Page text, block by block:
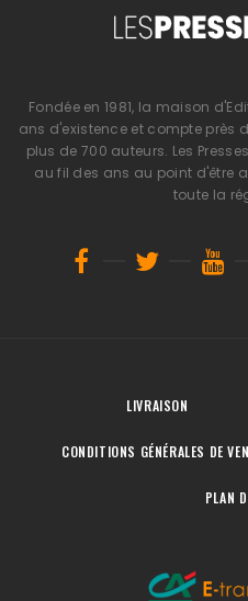
Fondée en 1981, la maison
ans d'existence et compte près
plus de 700 auteurs. Les
au fil des ans au point d'être
toute la
LIVRAISON
CONDITIONS GÉNÉRALES DE
PLAN